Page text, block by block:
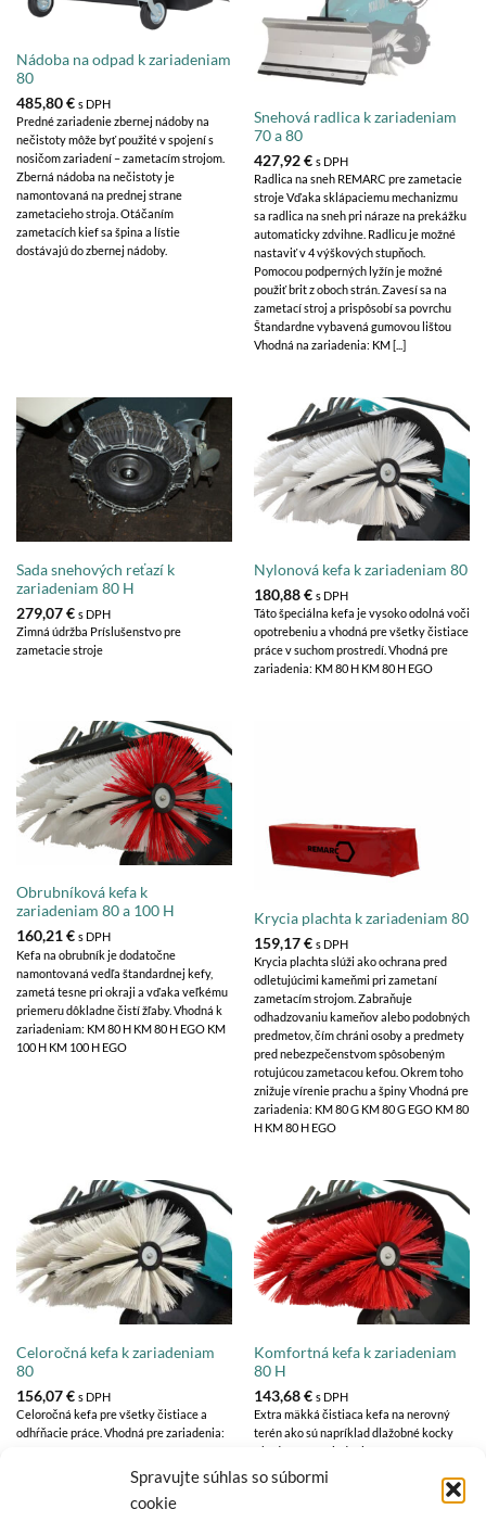
Spravujte súhlas so súbormi
cookie
Nádoba na odpad k zariadeniam
80
485,80€ s DPH
Predné zariadenie zbernej nádoby na
nečistoty môže byť použité v spojení s
nosičom zariadení – zametacím strojom.
Zberná nádoba na nečistoty je
namontovaná na prednej strane
zametacieho stroja. Otáčaním
zametacích kief sa špina a lístie
dostávajú do zbernej nádoby.
Snehová radlica k zariadeniam
70 a 80
427,92€ s DPH
Radlica na sneh REMARC pre zametacie
stroje Vďaka sklápaciemu mechanizmu
sa radlica na sneh pri náraze na prekážku
automaticky zdvihne. Radlicu je možné
nastaviť v 4 výškových stupňoch.
Pomocou podperných lyžín je možné
použiť brit z oboch strán. Zavesí sa na
zametací stroj a prispôsobí sa povrchu
Štandardne vybavená gumovou lištou
Vhodná na zariadenia: KM [...]
Sada snehových reťazí k
zariadeniam 80 H
279,07€ s DPH
Zimná údržba Príslušenstvo pre
zametacie stroje
Nylonová kefa k zariadeniam 80
180,88€ s DPH
Táto špeciálna kefa je vysoko odolná voči
opotrebeniu a vhodná pre všetky čistiace
práce v suchom prostredí. Vhodná pre
zariadenia: KM 80 H KM 80 H EGO
Obrubníková kefa k
zariadeniam 80 a 100 H
160,21€ s DPH
Kefa na obrubník je dodatočne
namontovaná vedľa štandardnej kefy,
zametá tesne pri okraji a vďaka veľkému
priemeru dôkladne čistí žľaby. Vhodná k
zariadeniam: KM 80 H KM 80 H EGO KM
100 H KM 100 H EGO
Krycia plachta k zariadeniam 80
159,17€ s DPH
Krycia plachta slúži ako ochrana pred
odletujúcimi kameňmi pri zametaní
zametacím strojom. Zabraňuje
odhadzovaniu kameňov alebo podobných
predmetov, čím chráni osoby a predmety
pred nebezpečenstvom spôsobeným
rotujúcou zametacou kefou. Okrem toho
znižuje vírenie prachu a špiny Vhodná pre
zariadenia: KM 80 G KM 80 G EGO KM 80
H KM 80 H EGO
Celoročná kefa k zariadeniam
80
156,07€ s DPH
Celoročná kefa pre všetky čistiace a
odhŕňacie práce. Vhodná pre zariadenia:
Komfortná kefa k zariadeniam
80 H
143,68€ s DPH
Extra mäkká čistiaca kefa na nerovný
terén ako sú napríklad dlažobné kocky
Vhodná pre zariadenia: KM 80 H KM 80 H